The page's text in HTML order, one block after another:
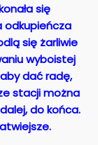
się
odkupieńcza
się żarliwie
wyboistej
dać radę,
stacji można
do końca.